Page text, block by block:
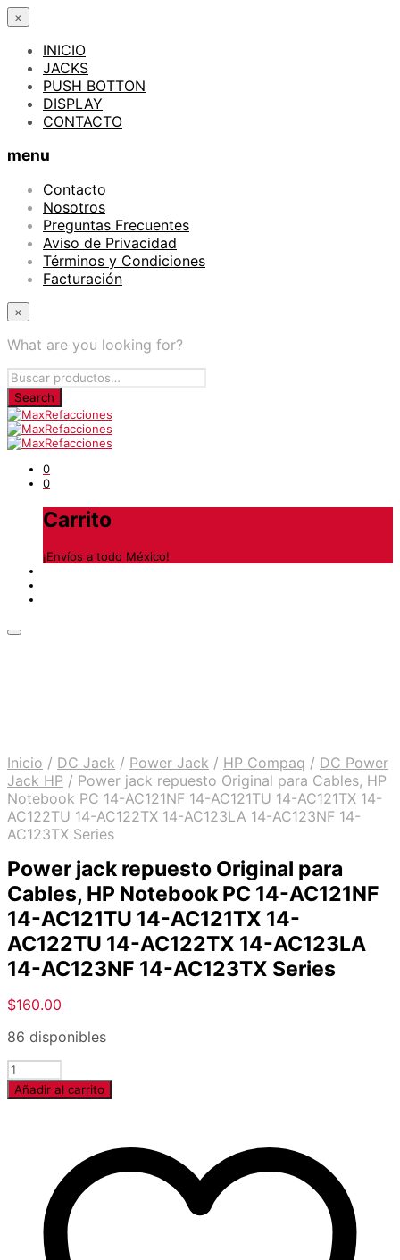
×
INICIO
JACKS
PUSH BOTTON
DISPLAY
CONTACTO
menu
Contacto
Nosotros
Preguntas Frecuentes
Aviso de Privacidad
Términos y Condiciones
Facturación
×
What are you looking for?
0
0
Carrito
¡Envíos a todo México!
Inicio / DC Jack / Power Jack / HP Compaq / DC Power
Jack HP / Power jack repuesto Original para Cables, HP
Notebook PC 14-AC121NF 14-AC121TU 14-AC121TX 14-
AC122TU 14-AC122TX 14-AC123LA 14-AC123NF 14-
AC123TX Series
Power jack repuesto Original para
Cables, HP Notebook PC 14-AC121NF
14-AC121TU 14-AC121TX 14-
AC122TU 14-AC122TX 14-AC123LA
14-AC123NF 14-AC123TX Series
$160.00
86 disponibles
Cantidad
Añadir al carrito